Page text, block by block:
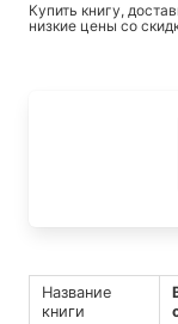
Купить книгу,
низкие цены со
Название
книги